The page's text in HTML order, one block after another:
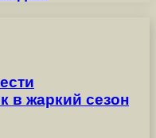
в жаркий сезон